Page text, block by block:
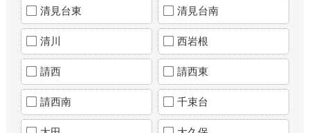
清見台東 清見台南
清川 西岩根
請西 請西東
請西南 千束台